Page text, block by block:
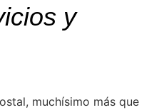
y
muchísimo más que